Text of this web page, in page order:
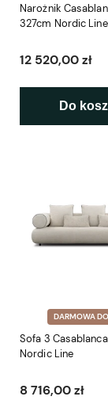
Narożnik
327cm Nordic Line
12 520,00 zł
Do
DARMOWA
Sofa 3
Nordic Line
8 716,00 zł